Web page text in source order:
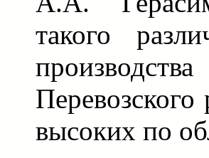
такого
высоких по